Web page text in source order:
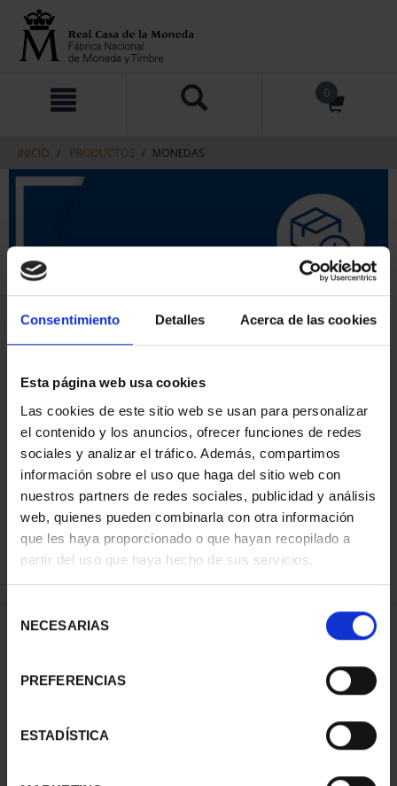
Consentimiento Detalles Acerca de las cookies
Esta página web usa cookies
Las cookies de este sitio web se usan para personalizar
el contenido y los anuncios, ofrecer funciones de redes
sociales y analizar el tráfico. Además, compartimos
información sobre el uso que haga del sitio web con
nuestros partners de redes sociales, publicidad y análisis
web, quienes pueden combinarla con otra información
que les haya proporcionado o que hayan recopilado a
partir del uso que haya hecho de sus servicios.
NECESARIAS
PREFERENCIAS
ESTADÍSTICA
contenido
navegacin
0
INICIO PRODUCTOS MONEDAS
ORDENAR POR:
REFINAR
1 Productos encontrados